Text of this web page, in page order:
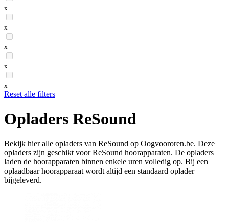
x
x
x
x
x
Reset alle filters
Opladers ReSound
Bekijk hier alle opladers van ReSound op Oogvoororen.be. Deze
opladers zijn geschikt voor ReSound hoorapparaten. De opladers
laden de hoorapparaten binnen enkele uren volledig op. Bij een
oplaadbaar hoorapparaat wordt altijd een standaard oplader
bijgeleverd.